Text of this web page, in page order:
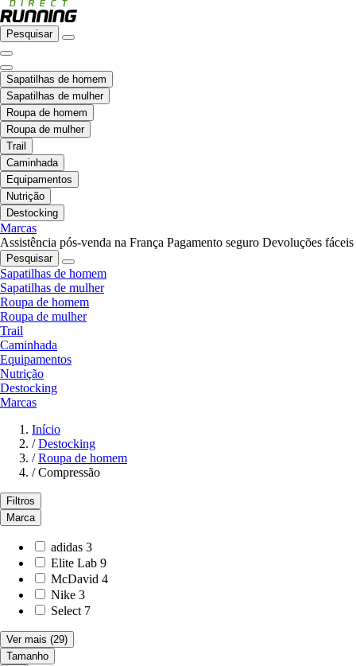
Pesquisar
Sapatilhas de homem
Sapatilhas de mulher
Roupa de homem
Roupa de mulher
Trail
Caminhada
Equipamentos
Nutrição
Destocking
Marcas
Assistência pós-venda na França Pagamento seguro Devoluções fáceis
Pesquisar
Sapatilhas de homem
Sapatilhas de mulher
Roupa de homem
Roupa de mulher
Trail
Caminhada
Equipamentos
Nutrição
Destocking
Marcas
Início
/ Destocking
/ Roupa de homem
/ Compressão
Filtros
Marca
adidas 3
Elite Lab 9
McDavid 4
Nike 3
Select 7
Ver mais (29)
Tamanho